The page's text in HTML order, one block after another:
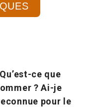
ce que
? Ai-je
pour le